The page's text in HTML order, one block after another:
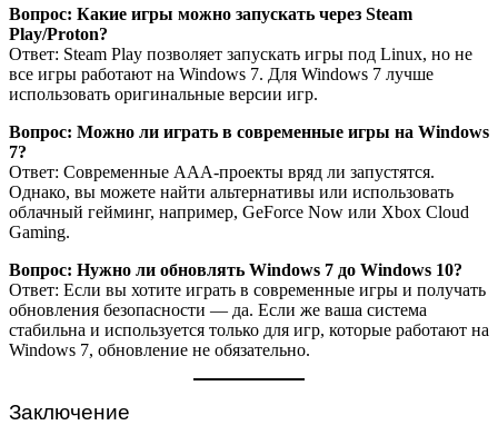
Вопрос: Какие игры можно запускать через Steam
Play/Proton?
Ответ: Steam Play позволяет запускать игры под Linux, но не
все игры работают на Windows 7. Для Windows 7 лучше
использовать оригинальные версии игр.
Вопрос: Можно ли играть в современные игры на Windows
7?
Ответ: Современные AAA-проекты вряд ли запустятся.
Однако, вы можете найти альтернативы или использовать
облачный гейминг, например, GeForce Now или Xbox Cloud
Gaming.
Вопрос: Нужно ли обновлять Windows 7 до Windows 10?
Ответ: Если вы хотите играть в современные игры и получать
обновления безопасности — да. Если же ваша система
стабильна и используется только для игр, которые работают на
Windows 7, обновление не обязательно.
Заключение